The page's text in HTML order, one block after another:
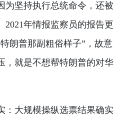
为坚持执行总统命令，还被
2021年情报监察员的报告更
朗普那副粗俗样子”，故意
，就是不想帮特朗普的对华
：大规模操纵选票结果确实